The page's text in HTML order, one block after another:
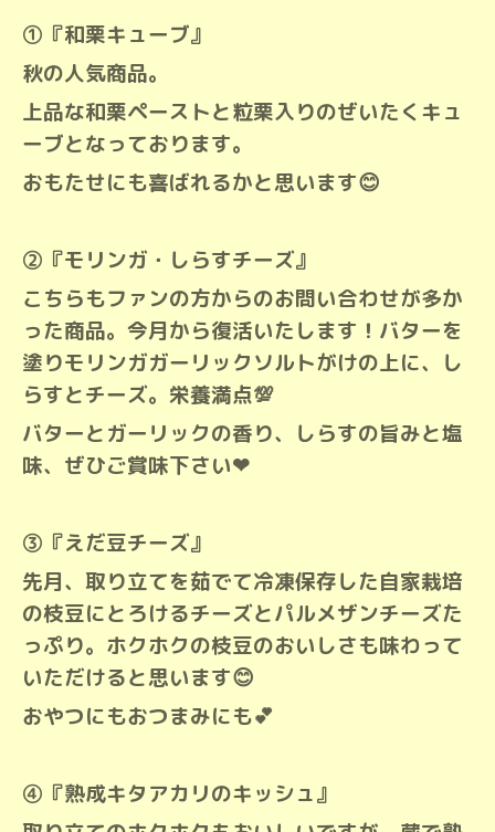
①『和栗キューブ』
秋の人気商品。
上品な和栗ペーストと粒栗入りのぜいたくキュ
ーブとなっております。
おもたせにも喜ばれるかと思います😊
②『モリンガ・しらすチーズ』
こちらもファンの方からのお問い合わせが多か
った商品。今月から復活いたします！バターを
塗りモリンガガーリックソルトがけの上に、し
らすとチーズ。栄養満点💯
バターとガーリックの香り、しらすの旨みと塩
味、ぜひご賞味下さい❤︎
③『えだ豆チーズ』
先月、取り立てを茹でて冷凍保存した自家栽培
の枝豆にとろけるチーズとパルメザンチーズた
っぷり。ホクホクの枝豆のおいしさも味わって
いただけると思います😊
おやつにもおつまみにも💕
④『熟成キタアカリのキッシュ』